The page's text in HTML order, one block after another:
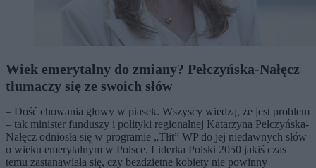
Wiek emerytalny do zmiany? Pełczyńska-Nałęcz
tłumaczy się ze swoich słów
– Dość chowania głowy w piasek. Wszyscy wiedzą, że jest problem
– tak minister funduszy i polityki regionalnej Katarzyna Pełczyńska-
Nałęcz odniosła się w programie „Tłit” WP do jej niedawnych słów
o wieku emerytalnym w Polsce. Liderka Polski 2050 jakiś czas
temu zastanawiała się, czy bezdzietne kobiety nie powinny